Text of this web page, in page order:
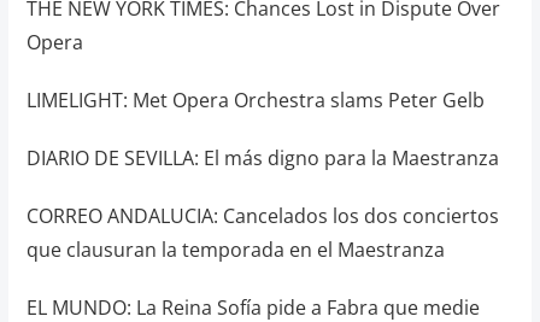
THE NEW YORK TIMES: Chances Lost in Dispute Over
Opera
LIMELIGHT: Met Opera Orchestra slams Peter Gelb
DIARIO DE SEVILLA: El más digno para la Maestranza
CORREO ANDALUCIA: Cancelados los dos conciertos
que clausuran la temporada en el Maestranza
EL MUNDO: La Reina Sofía pide a Fabra que medie